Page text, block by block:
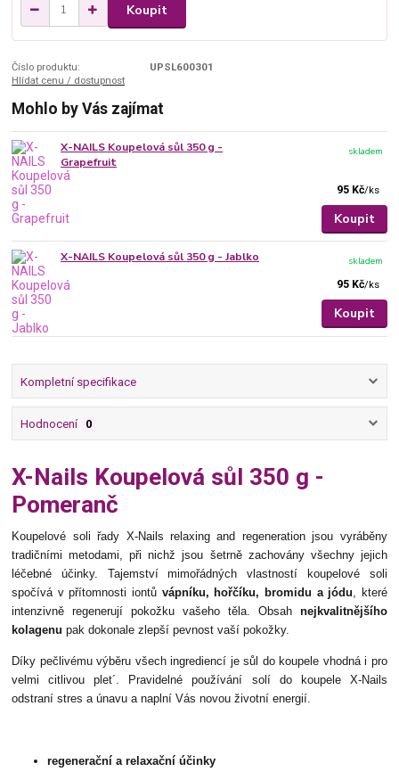
Koupit
Číslo produktu:
UPSL600301
Hlídat cenu / dostupnost
Mohlo by Vás zajímat
X-NAILS Koupelová sůl 350 g -
Grapefruit
95 Kč/ks
skladem
Koupit
X-NAILS Koupelová sůl 350 g - Jablko
95 Kč/ks
skladem
Koupit
Kompletní specifikace
Hodnocení 0
X-Nails Koupelová sůl 350 g -
Pomeranč
Koupelové soli řady X-Nails relaxing and regeneration jsou vyráběny
tradičními metodami, při nichž jsou šetrně zachovány všechny jejich
léčebné účinky. Tajemství mimořádných vlastností koupelové soli
spočívá v přítomnosti iontů vápníku, hořčíku, bromidu a jódu, které
intenzivně regenerují pokožku vašeho těla. Obsah nejkvalitnějšího
kolagenu pak dokonale zlepší pevnost vaší pokožky.
Díky pečlivému výběru všech ingrediencí je sůl do koupele vhodná i pro
velmi citlivou plet´. Pravidelné používání solí do koupele X-Nails
odstraní stres a únavu a naplní Vás novou životní energií.
regenerační a relaxační účinky